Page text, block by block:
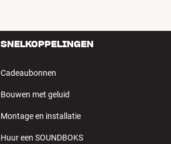
SNELKOPPELINGEN
Cadeaubonnen
Bouwen met geluid
Montage en installatie
Huur een SOUNDBOKS